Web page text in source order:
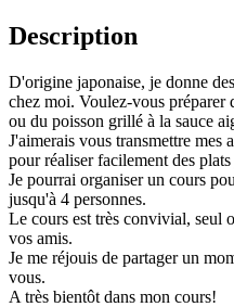
Description
D'origine japonaise, je donne
chez moi. Voulez-vous
ou du poisson grillé à la sauce
J'aimerais vous transmettre mes
pour réaliser facilement des
Je pourrai organiser un cours
jusqu'à 4 personnes.
Le cours est très convivial, seul
vos amis.
Je me réjouis de partager un
vous.
A très bientôt dans mon cours!